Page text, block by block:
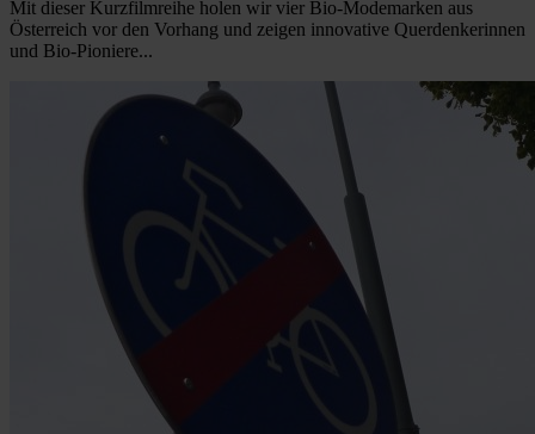
Mit dieser Kurzfilmreihe holen wir vier Bio-Modemarken aus
Österreich vor den Vorhang und zeigen innovative Querdenkerinnen
und Bio-Pioniere...